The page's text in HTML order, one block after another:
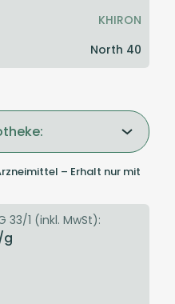
KHIRON
North 40
– Erhalt nur mit
33/1 (inkl. MwSt):